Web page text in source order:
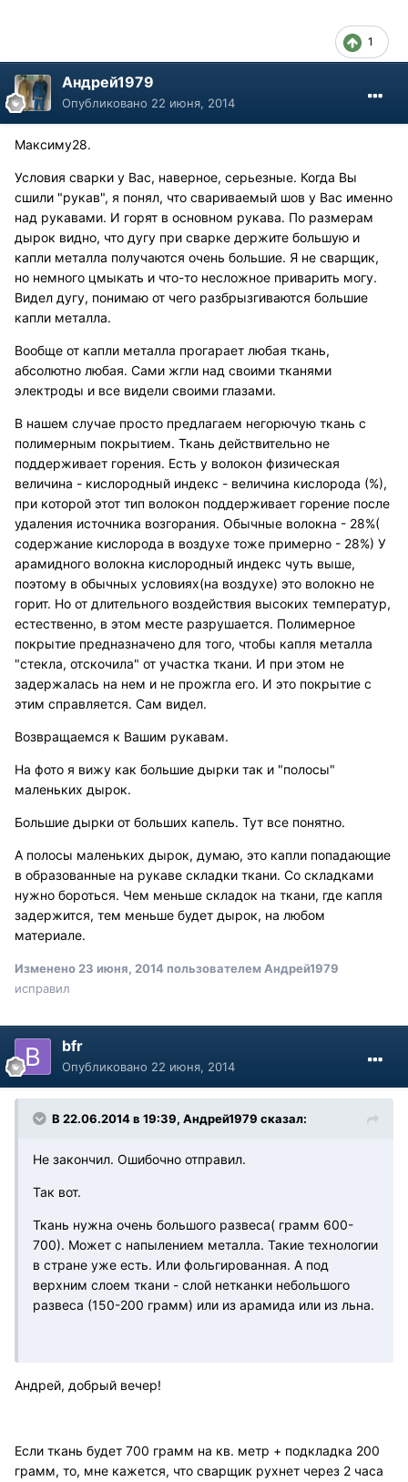
1
Андрей1979
Опубликовано 22 июня, 2014
Максиму28.
Условия сварки у Вас, наверное, серьезные. Когда Вы
сшили "рукав", я понял, что свариваемый шов у Вас именно
над рукавами. И горят в основном рукава. По размерам
дырок видно, что дугу при сварке держите большую и
капли металла получаются очень большие. Я не сварщик,
но немного цмыкать и что-то несложное приварить могу.
Видел дугу, понимаю от чего разбрызгиваются большие
капли металла.
Вообще от капли металла прогарает любая ткань,
абсолютно любая. Сами жгли над своими тканями
электроды и все видели своими глазами.
В нашем случае просто предлагаем негорючую ткань с
полимерным покрытием. Ткань действительно не
поддерживает горения. Есть у волокон физическая
величина - кислородный индекс - величина кислорода (%),
при которой этот тип волокон поддерживает горение после
удаления источника возгорания. Обычные волокна - 28%(
содержание кислорода в воздухе тоже примерно - 28%) У
арамидного волокна кислородный индекс чуть выше,
поэтому в обычных условиях(на воздухе) это волокно не
горит. Но от длительного воздействия высоких температур,
естественно, в этом месте разрушается. Полимерное
покрытие предназначено для того, чтобы капля металла
"стекла, отскочила" от участка ткани. И при этом не
задержалась на нем и не прожгла его. И это покрытие с
этим справляется. Сам видел.
Возвращаемся к Вашим рукавам.
На фото я вижу как большие дырки так и "полосы"
маленьких дырок.
Большие дырки от больших капель. Тут все понятно.
А полосы маленьких дырок, думаю, это капли попадающие
в образованные на рукаве складки ткани. Со складками
нужно бороться. Чем меньше складок на ткани, где капля
задержится, тем меньше будет дырок, на любом
материале.
Изменено23 июня, 2014пользователем Андрей1979
исправил
bfr
Опубликовано 22 июня, 2014
В 22.06.2014 в 19:39, Андрей1979 сказал:
Не закончил. Ошибочно отправил.
Так вот.
Ткань нужна очень большого развеса( грамм 600-
700). Может с напылением металла. Такие технологии
в стране уже есть. Или фольгированная. А под
верхним слоем ткани - слой нетканки небольшого
развеса (150-200 грамм) или из арамида или из льна.
Андрей, добрый вечер!
Если ткань будет 700 грамм на кв. метр + подкладка 200
грамм, то, мне кажется, что сварщик рухнет через 2 часа